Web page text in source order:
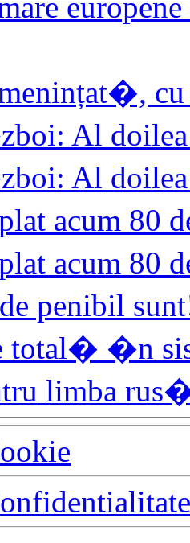
cu
Al
Al
acum 80
acum 80
penibil
total� �n
limba